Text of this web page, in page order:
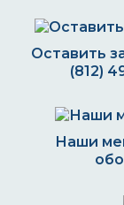
Оставить
(812)
Наши